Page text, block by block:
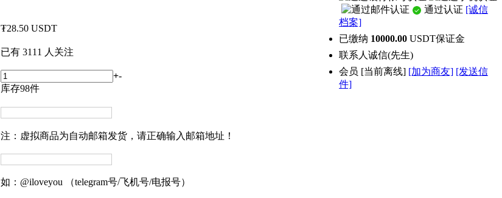
₮28.50 USDT
已有 3111 人关注
+-
库存98件
注：虚拟商品为自动邮箱发货，请正确输入邮箱地址！
如：@iloveyou （telegram号/飞机号/电报号）
通过认证 [诚信
档案]
已缴纳 10000.00 USDT保证金
联系人 诚信(先生)
会员 [当前离线] [加为商友] [发送信
件]